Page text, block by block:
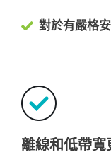
對於有嚴格
離線和低帶寬